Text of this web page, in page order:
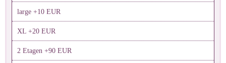
large +10 EUR
XL +20 EUR
2 Etagen +90 EUR